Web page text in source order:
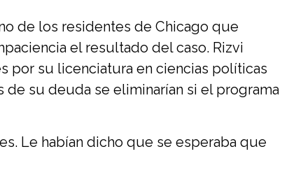
de los residentes de Chicago que
el resultado del caso. Rizvi
por su licenciatura en ciencias políticas
su deuda se eliminarían si el programa
Le habían dicho que se esperaba que